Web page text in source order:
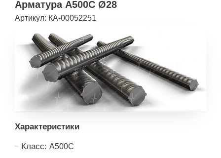
Арматура А500С Ø28
Артикул: КА-00052251
Характеристики
Класс: А500С